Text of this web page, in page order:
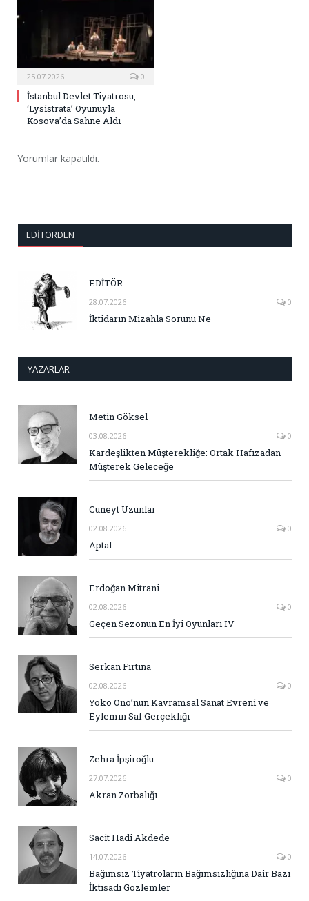
25.07.2026 0
İstanbul Devlet Tiyatrosu,
‘Lysistrata’ Oyunuyla
Kosova’da Sahne Aldı
Yorumlar kapatıldı.
EDITÖRDEN
EDİTÖR
28.07.2026 0
İktidarın Mizahla Sorunu Ne
YAZARLAR
Metin Göksel
03.08.2026 0
Kardeşlikten Müşterekliğe: Ortak Hafızadan
Müşterek Geleceğe
Cüneyt Uzunlar
02.08.2026 0
Aptal
Erdoğan Mitrani
02.08.2026 0
Geçen Sezonun En İyi Oyunları IV
Serkan Fırtına
02.08.2026 0
Yoko Ono’nun Kavramsal Sanat Evreni ve
Eylemin Saf Gerçekliği
Zehra İpşiroğlu
27.07.2026 0
Akran Zorbalığı
Sacit Hadi Akdede
14.07.2026 0
Bağımsız Tiyatroların Bağımsızlığına Dair Bazı
İktisadi Gözlemler